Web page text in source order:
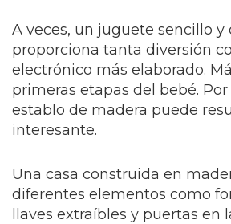
A veces, un juguete sencillo y
proporciona tanta diversión
electrónico más elaborado.
primeras etapas del bebé. Por
establo de madera puede
interesante.
Una casa construida en
diferentes elementos como
llaves extraíbles y puertas en